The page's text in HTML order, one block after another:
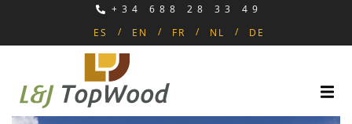
+34 688 28 33 49
ES
EN FR NL DE